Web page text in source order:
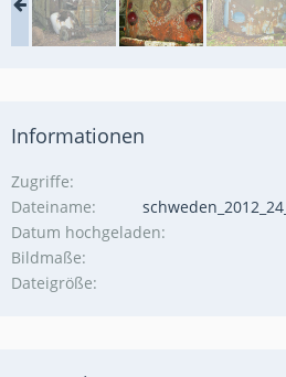
Informationen
Zugriffe
Dateiname
Datum hochgeladen
Bildmaße
Dateigröße